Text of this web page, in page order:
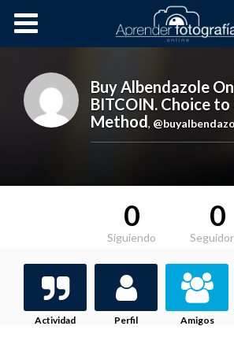
Cursos OnLine
Buy Albendazole
BITCOIN. Choice
Method,
0
Siguiendo
0
Actividad Perfil Amigos